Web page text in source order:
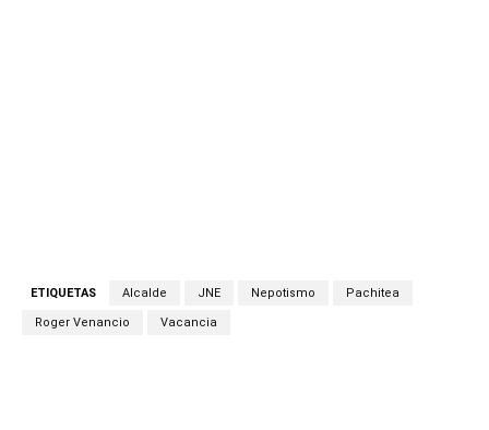
ETIQUETAS Alcalde JNE Nepotismo Pachitea
Roger Venancio Vacancia